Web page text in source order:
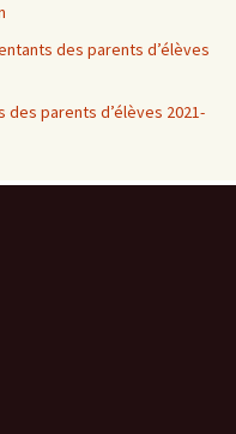
des parents d’élèves
parents d’élèves 2021-